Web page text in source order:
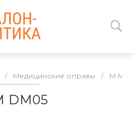
/ Медицинские оправы / M
DM05